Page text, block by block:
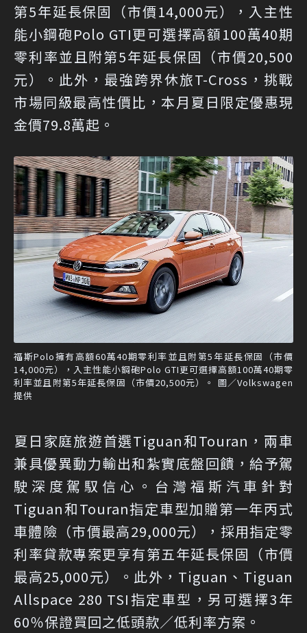
第5年延長保固（市價14,000元），入主性
能小鋼砲Polo GTI更可選擇高額100萬40期
零利率並且附第5年延長保固（市價20,500
元）。此外，最強跨界休旅T-Cross，挑戰
市場同級最高性價比，本月夏日限定優惠現
金價79.8萬起。
福斯Polo擁有高額60萬40期零利率並且附第5年延長保固（市價
14,000元），入主性能小鋼砲Polo GTI更可選擇高額100萬40期零
利率並且附第5年延長保固（市價20,500元）。 圖／Volkswagen
提供
夏日家庭旅遊首選Tiguan和Touran，兩車
兼具優異動力輸出和紮實底盤回饋，給予駕
駛深度駕馭信心。台灣福斯汽車針對
Tiguan和Touran指定車型加贈第一年丙式
車體險（市價最高29,000元），採用指定零
利率貸款專案更享有第五年延長保固（市價
最高25,000元）。此外，Tiguan、Tiguan
Allspace 280 TSI指定車型，另可選擇3年
60％保證買回之低頭款／低利率方案。